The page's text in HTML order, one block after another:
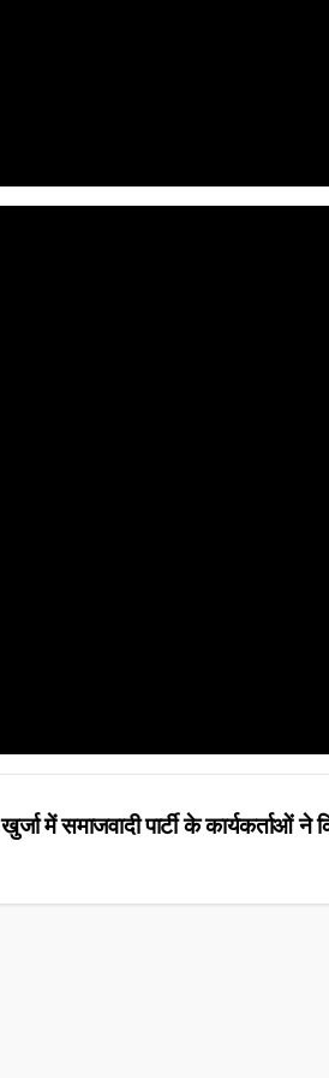
खुर्जा में समाजवादी पार्टी के कार्यकर्ताओं ने